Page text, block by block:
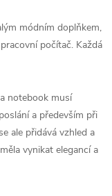
módním doplňkem,
počítač. Každá
notebook musí
a především při
ale přidává vzhled a
vynikat elegancí a